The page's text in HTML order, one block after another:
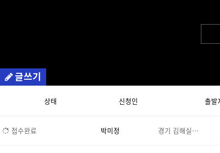
글쓰기
상태 신청인 출발
접수완료 박미정 경기 김해실…